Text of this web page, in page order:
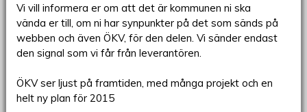
Vi vill informera er om att det är kommunen ni ska
vända er till, om ni har synpunkter på det som sänds på
webben och även ÖKV, för den delen. Vi sänder endast
den signal som vi får från leverantören.
ÖKV ser ljust på framtiden, med många projekt och en
helt ny plan för 2015